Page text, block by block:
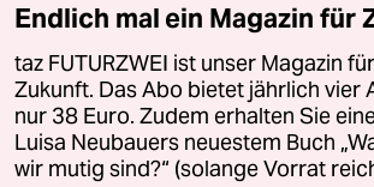
Endlich mal ein Magazin für
taz FUTURZWEI ist unser Magazin
Zukunft. Das Abo bietet jährlich vier
nur 38 Euro. Zudem erhalten Sie
Luisa Neubauers neuestem Buch
wir mutig sind?“ (solange Vorrat